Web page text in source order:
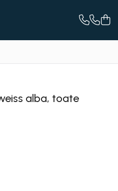
alba, toate